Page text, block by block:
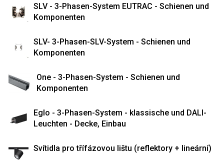
SLV - 3-Phasen-System EUTRAC - Schienen und
Komponenten
SLV- 3-Phasen-SLV-System - Schienen und
Komponenten
One - 3-Phasen-System - Schienen und
Komponenten
Eglo - 3-Phasen-System - klassische und DALI-
Leuchten - Decke, Einbau
Svítidla pro třífázovou lištu (reflektory + lineární)